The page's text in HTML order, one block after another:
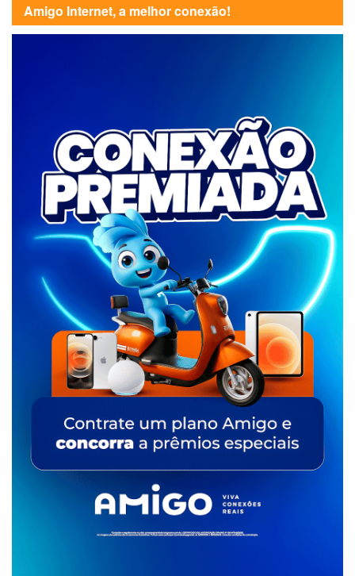
Amigo Internet, a melhor conexão!